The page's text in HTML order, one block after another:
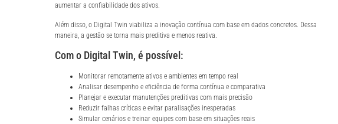
aumentar a confiabilidade dos ativos.
Além disso, o Digital Twin viabiliza a inovação contínua com base em dados concretos. Dessa
maneira, a gestão se torna mais preditiva e menos reativa.
Com o Digital Twin, é possível:
Monitorar remotamente ativos e ambientes em tempo real
Analisar desempenho e eficiência de forma contínua e comparativa
Planejar e executar manutenções preditivas com mais precisão
Reduzir falhas críticas e evitar paralisações inesperadas
Simular cenários e treinar equipes com base em situações reais